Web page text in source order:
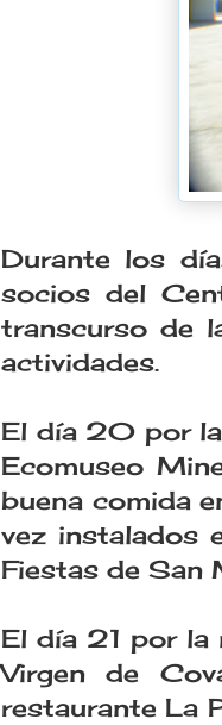
Durante los
socios del
transcurso de
actividades.
El día 20 por la
Ecomuseo
buena comida
vez instalados
Fiestas de San
El día 21 por la
Virgen de
restaurante La